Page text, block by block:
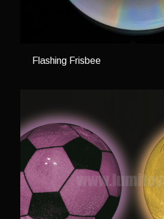
Flashing Frisbee